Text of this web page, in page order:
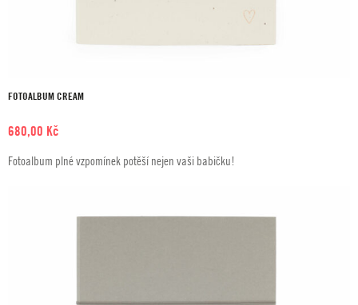
FOTOALBUM CREAM
680,00 Kč
Fotoalbum plné vzpomínek potěší nejen vaši babičku!